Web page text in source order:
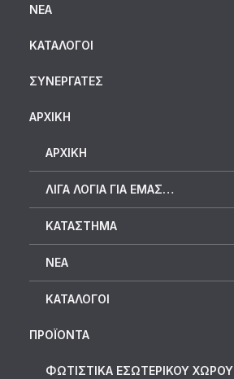
ΝΈΑ
ΚΑΤΆΛΟΓΟΙ
ΣΥΝΕΡΓΆΤΕΣ
ΑΡΧΙΚΗ
ΑΡΧΙΚΉ
ΛΊΓΑ ΛΌΓΙΑ ΓΙΑ ΕΜΆΣ…
ΚΑΤΆΣΤΗΜΑ
ΝΈΑ
ΚΑΤΆΛΟΓΟΙ
ΠΡΟΪΟΝΤΑ
ΦΩΤΙΣΤΙΚΑ ΕΣΩΤΕΡΙΚΟΥ ΧΩΡΟΥ